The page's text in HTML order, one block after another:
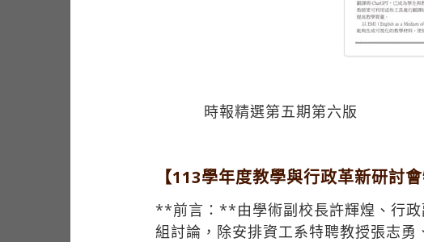
時報精選第五期第六版
【113學年度教學與行政革新研討
**前言：**由學術副校長許輝煌、行政
組討論，除安排資工系特聘教授張志